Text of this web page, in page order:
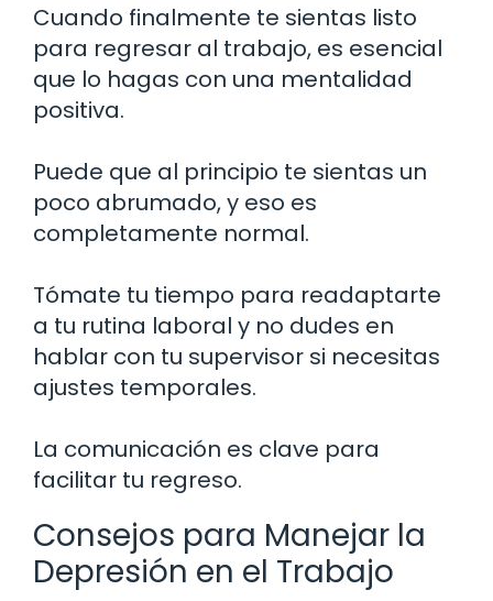
Cuando finalmente te sientas listo
para regresar al trabajo, es esencial
que lo hagas con una mentalidad
positiva.
Puede que al principio te sientas un
poco abrumado, y eso es
completamente normal.
Tómate tu tiempo para readaptarte
a tu rutina laboral y no dudes en
hablar con tu supervisor si necesitas
ajustes temporales.
La comunicación es clave para
facilitar tu regreso.
Consejos para Manejar la
Depresión en el Trabajo